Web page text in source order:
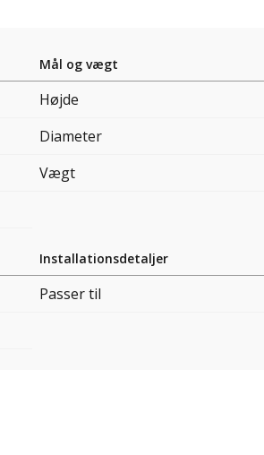
Mål og vægt
Højde
Diameter
Vægt
Installationsdetaljer
Passer til